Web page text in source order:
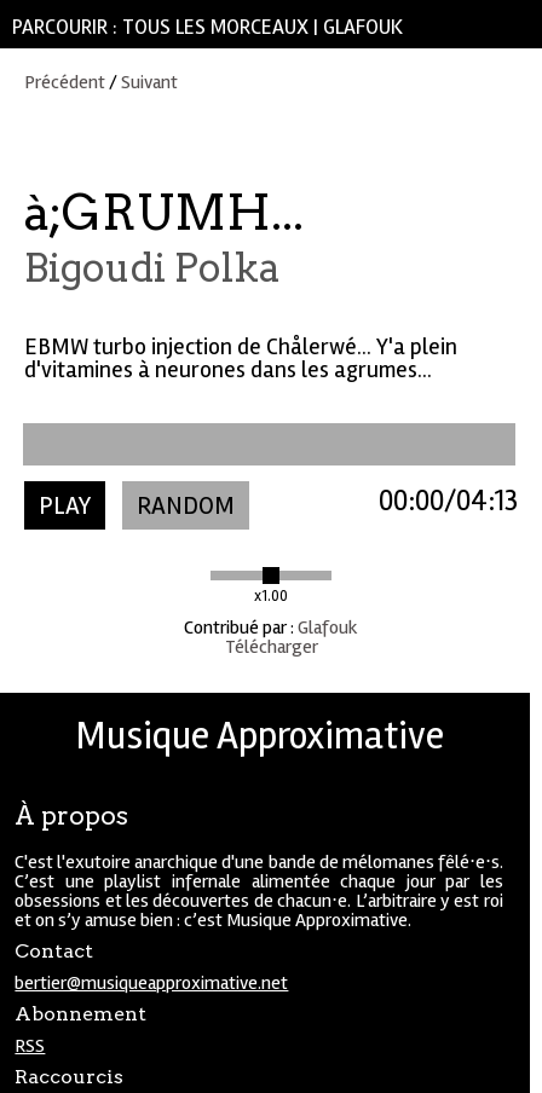
PARCOURIR : TOUS LES MORCEAUX | GLAFOUK
Précédent/Suivant
à;GRUMH...
Bigoudi Polka
EBMW turbo injection de Chålerwé... Y'a plein
d'vitamines à neurones dans les agrumes...
PLAY RANDOM
x1.00
04:13
00:00
Contribué par: Glafouk
Télécharger
Musique Approximative
À propos
C'est l'exutoire anarchique d'une bande de mélomanes fêlé⋅e⋅s.
C’est une playlist infernale alimentée chaque jour par les
obsessions et les découvertes de chacun⋅e. L’arbitraire y est roi
et on s’y amuse bien : c’est Musique Approximative.
Contact
bertier@musiqueapproximative.net
Abonnement
RSS
Raccourcis